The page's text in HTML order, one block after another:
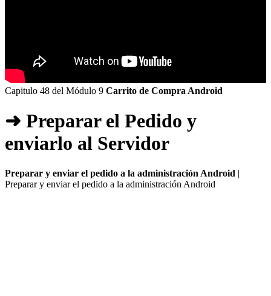
Capitulo 48 del Módulo 9 Carrito de Compra Android
➜ Preparar el Pedido y
enviarlo al Servidor
Preparar y enviar el pedido a la administración Android |
Preparar y enviar el pedido a la administración Android